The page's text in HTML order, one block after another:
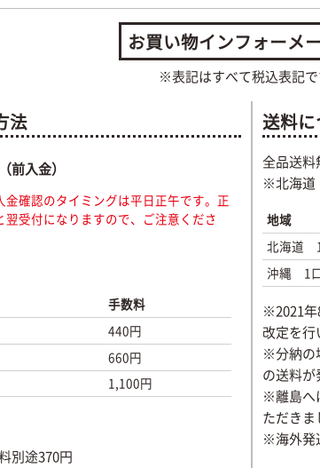
お買い物インフォーメ
※表記はすべて税込表記で
法
前入金）
確認のタイミングは平日正午です。正
翌受付になりますので、ご注意くださ
手数料
440円
660円
1,100円
別途370円
送料
全品送料
※北海道
地域
北海道
沖縄 1
※2021年
改定を行
※分納の
の送料が
※離島へ
ただき
※海外発